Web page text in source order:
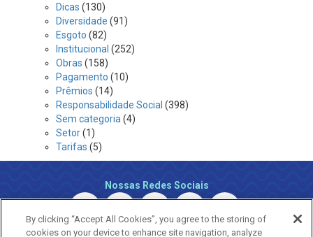
Dicas (130)
Diversidade (91)
Esgoto (82)
Institucional (252)
Obras (158)
Pagamento (10)
Prêmios (14)
Responsabilidade Social (398)
Sem categoria (4)
Setor(1)
Tarifas (5)
Nossas Redes Sociais
By clicking “Accept All Cookies”, you agree to the storing of
cookies on your device to enhance site navigation, analyze